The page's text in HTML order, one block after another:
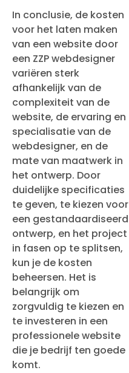
In conclusie, de kosten
voor het laten maken
van een website door
een ZZP webdesigner
variëren sterk
afhankelijk van de
complexiteit van de
website, de ervaring en
specialisatie van de
webdesigner, en de
mate van maatwerk in
het ontwerp. Door
duidelijke specificaties
te geven, te kiezen voor
een gestandaardiseerd
ontwerp, en het project
in fasen op te splitsen,
kun je de kosten
beheersen. Het is
belangrijk om
zorgvuldig te kiezen en
te investeren in een
professionele website
die je bedrijf ten goede
komt.